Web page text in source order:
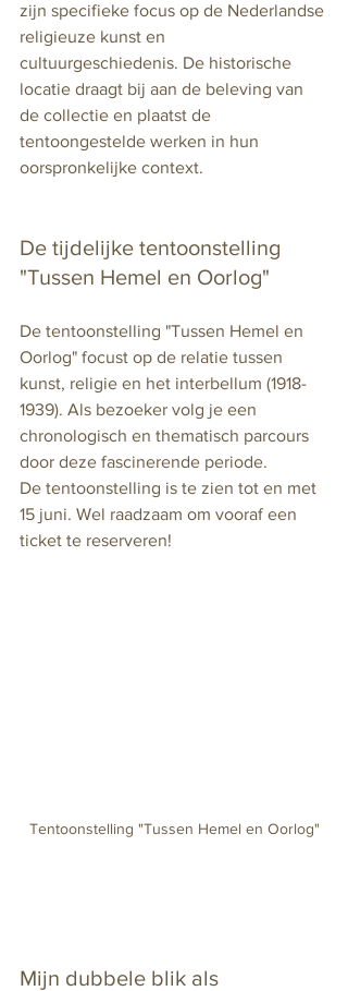
zijn specifieke focus op de Nederlandse
religieuze kunst en
cultuurgeschiedenis. De historische
locatie draagt bij aan de beleving van
de collectie en plaatst de
tentoongestelde werken in hun
oorspronkelijke context.
De tijdelijke tentoonstelling
"Tussen Hemel en Oorlog"
De tentoonstelling "Tussen Hemel en
Oorlog" focust op de relatie tussen
kunst, religie en het interbellum (1918-
1939). Als bezoeker volg je een
chronologisch en thematisch parcours
door deze fascinerende periode.
De tentoonstelling is te zien tot en met
15 juni. Wel raadzaam om vooraf een
ticket te reserveren!
Tentoonstelling "Tussen Hemel en Oorlog"
Mijn dubbele blik als